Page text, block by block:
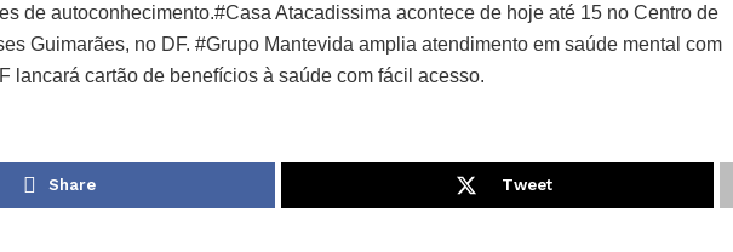
de autoconhecimento.#Casa Atacadissima acontece de hoje até 15 no Centro de
Guimarães, no DF. #Grupo Mantevida amplia atendimento em saúde mental com
lancará cartão de benefícios à saúde com fácil acesso.
Share Tweet